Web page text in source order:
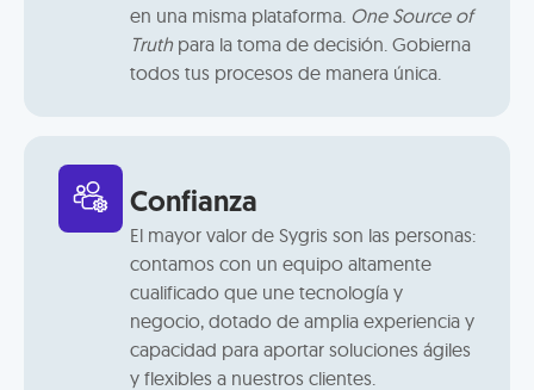
en una misma plataforma. One Source of
Truth para la toma de decisión. Gobierna
todos tus procesos de manera única.
Confianza
El mayor valor de Sygris son las personas:
contamos con un equipo altamente
cualificado que une tecnología y
negocio, dotado de amplia experiencia y
capacidad para aportar soluciones ágiles
y flexibles a nuestros clientes.